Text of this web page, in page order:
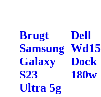
Brugt
Samsung
Galaxy
S23
Ultra 5g
Dell
Wd15
Dock
180w